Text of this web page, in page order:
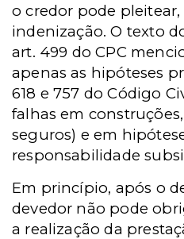
o credor pode pleitear,
indenização. O texto
art. 499 do CPC
apenas as hipóteses
618 e 757 do Código
falhas em
seguros) e em
responsabilidade
Em princípio, após o
devedor não pode
a realização da